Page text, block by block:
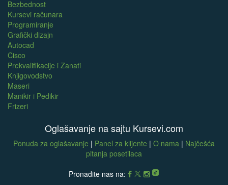
Bezbednost
Kursevi računara
Programiranje
Grafički dizajn
Autocad
Cisco
Prekvalifikacije i Zanati
Knjigovodstvo
Maseri
Manikir i Pedikir
Frizeri
Oglašavanje na sajtu Kursevi.com
Ponuda za oglašavanje | Panel za klijente | O nama | Najčešća
pitanja posetilaca
Pronađite nas na: